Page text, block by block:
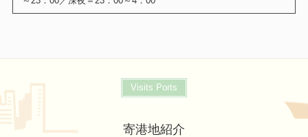
Visits Ports
寄港地紹介